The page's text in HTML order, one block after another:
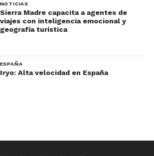
NOTICIAS
Sierra Madre capacita a agentes de
viajes con inteligencia emocional y
geografía turística
ESPAÑA
Iryo: Alta velocidad en España